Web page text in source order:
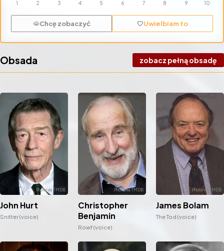
visibilityChcę zobaczyć favoriteUwielbiam to
Obsada zobacz pełną obsadę
John Hurt
Snitter (voice)
Christopher
Benjamin
Rowf (voice)
James Bolam
The Tod (voice)